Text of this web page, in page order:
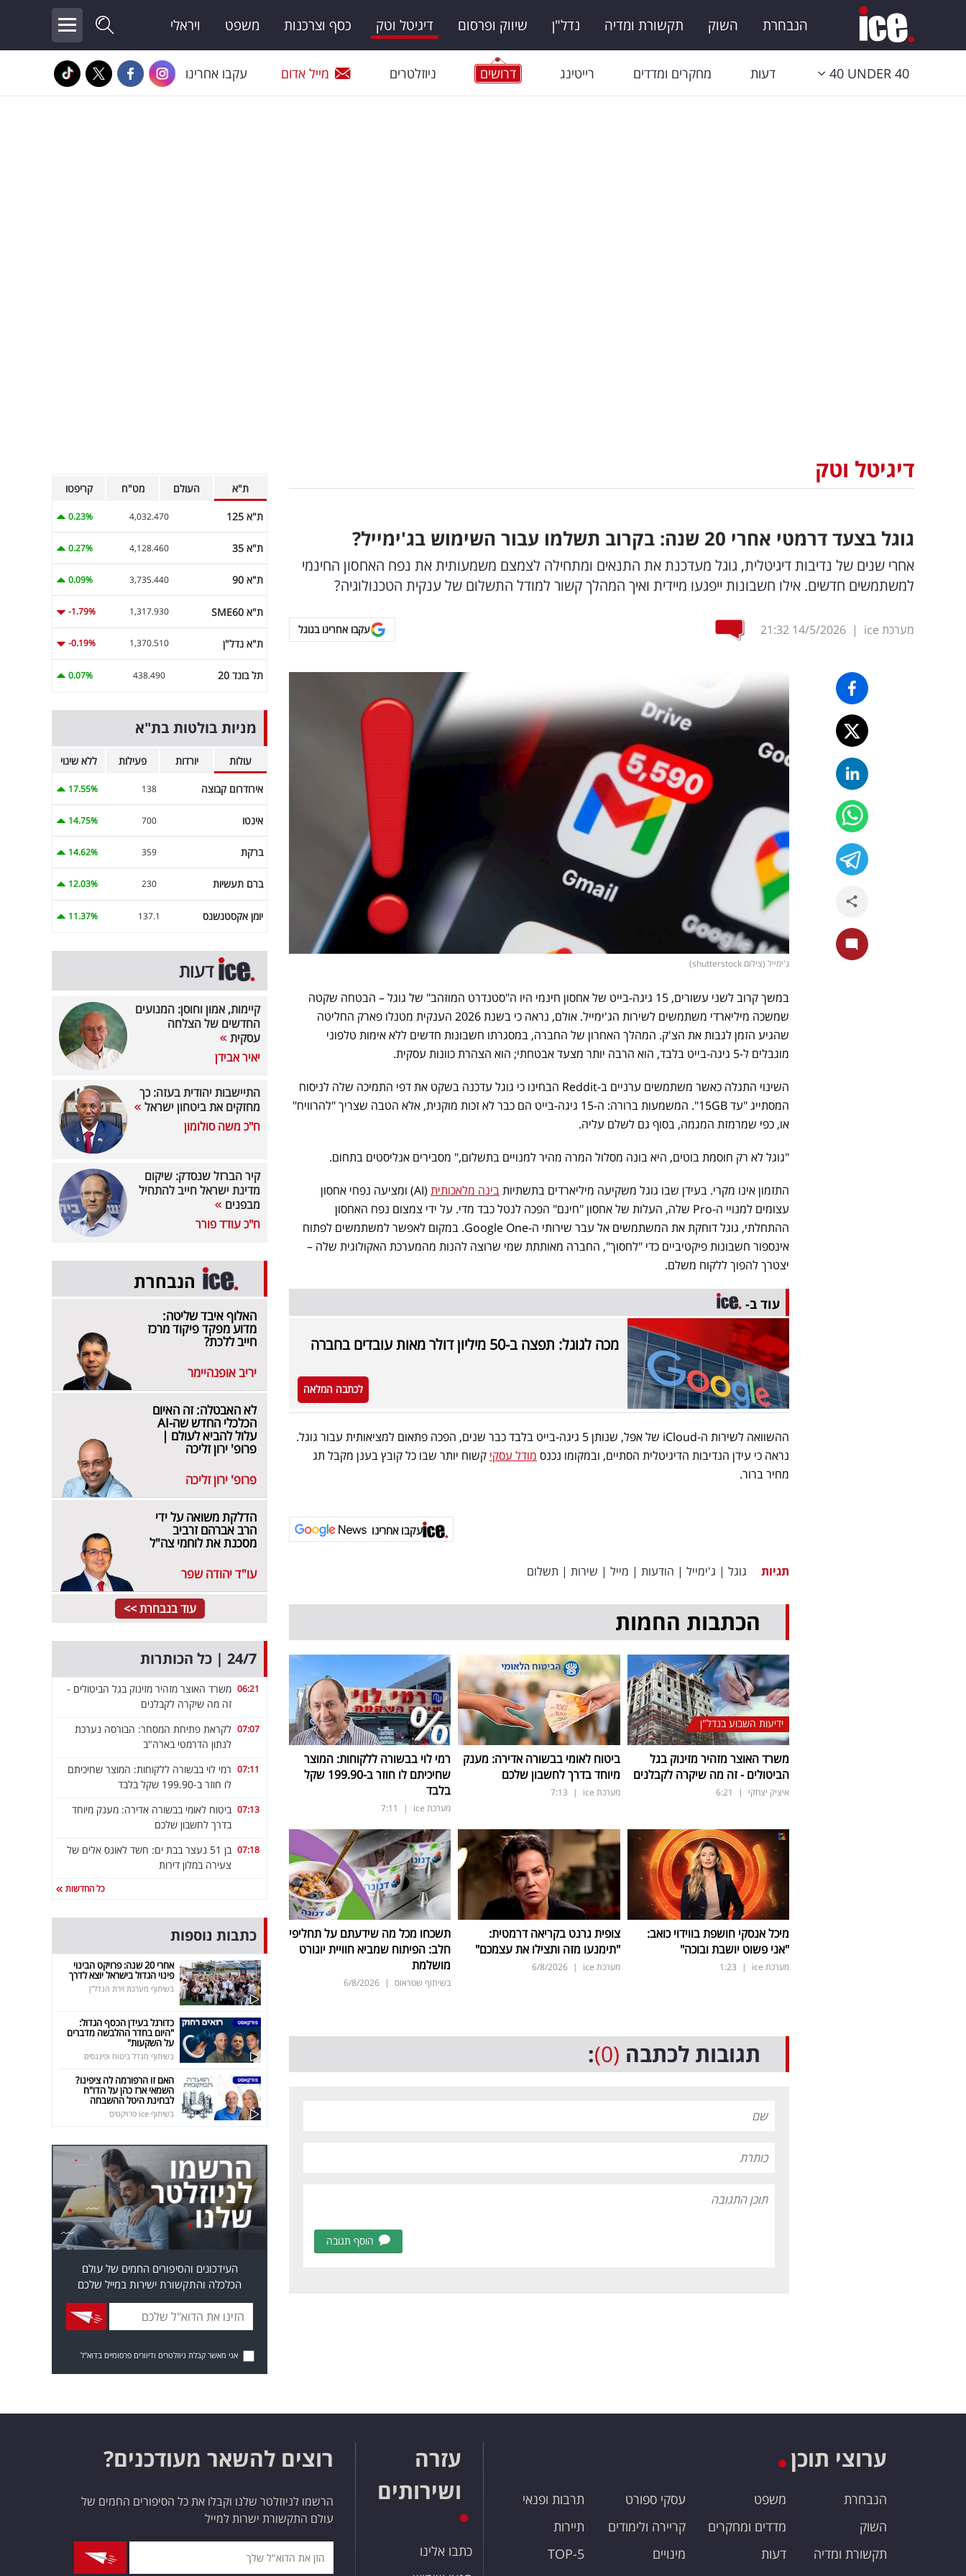
הנבחרת השוק תקשורת ומדיה נדל"ן שיווק ופרסום דיגיטל וטק כסף וצרכנות משפט ויראלי
40 UNDER 40 דעות מחקרים ומדדים רייטינג דרושים ניוזלטרים מייל אדום עקבו אחרינו
דיגיטל וטק
גוגל בצעד דרמטי אחרי 20 שנה: בקרוב תשלמו עבור השימוש בג'ימייל?
אחרי שנים של נדיבות דיגיטלית, גוגל מעדכנת את התנאים ומתחילה לצמצם משמעותית את נפח האחסון החינמי
למשתמשים חדשים. אילו חשבונות ייפגעו מיידית ואיך המהלך קשור למודל התשלום של ענקית הטכנולוגיה?
מערכת ice |
14/5/2026
21:32 עקבו אחרינו בגוגל
ג'ימייל (צילום shutterstock)
במשך קרוב לשני עשורים, 15 גיגה-בייט של אחסון חינמי היו ה"סטנדרט המוזהב" של גוגל – הבטחה שקטה
שמשכה מיליארדי משתמשים לשירות הג'ימייל. אולם, נראה כי בשנת 2026 הענקית מטנלו פארק החליטה
שהגיע הזמן לגבות את הצ'ק. המהלך האחרון של החברה, במסגרתו חשבונות חדשים ללא אימות טלפוני
מוגבלים ל-5 גיגה-בייט בלבד, הוא הרבה יותר מצעד אבטחתי; הוא הצהרת כוונות עסקית.
השינוי התגלה כאשר משתמשים ערניים ב-Reddit הבחינו כי גוגל עדכנה בשקט את דפי התמיכה שלה לניסוח
המסתייג "עד 15GB". המשמעות ברורה: ה-15 גיגה-בייט הם כבר לא זכות מוקנית, אלא הטבה שצריך "להרוויח"
או, כפי שמרמזת המגמה, בסוף גם לשלם עליה.
"גוגל לא רק חוסמת בוטים, היא בונה מסלול המרה מהיר למנויים בתשלום," מסבירים אנליסטים בתחום.
התזמון אינו מקרי. בעידן שבו גוגל משקיעה מיליארדים בתשתיותבינה מלאכותית
(AI) ומציעה נפחי אחסון
עצומים למנויי ה-Pro שלה, העלות של אחסון "חינם" הפכה לנטל כבד מדי. על ידי צמצום נפח האחסון
ההתחלתי, גוגל דוחקת את המשתמשים אל עבר שירותי ה-Google One. במקום לאפשר למשתמשים לפתוח
אינספור חשבונות פיקטיביים כדי "לחסוך", החברה מאותתת שמי שרוצה להנות מהמערכת האקולוגית שלה –
יצטרך להפוך ללקוח משלם.
עוד ב-
מכה לגוגל: תפצה ב-50 מיליון דולר מאות עובדים בחברה
לכתבה המלאה
ההשוואה לשירות ה-iCloud של אפל, שנותן 5 גיגה-בייט בלבד כבר שנים, הפכה פתאום למציאותית עבור גוגל.
נראה כי עידן הנדיבות הדיגיטלית הסתיים, ובמקומו נכנס מודל עסקי קשוח יותר שבו כל קובץ בענן מקבל תג
מחיר ברור.
עקבו אחרינו
תגיות גוגל | ג'ימייל | הודעות | מייל | שירות | תשלום
הכתבות החמות
ידיעות השבוע בנדל"ן
משרד האוצר מזהיר מזינוק בגל
הביטולים - זה מה שיקרה לקבלנים
איציק יצחקי |
6:21
ביטוח לאומי בבשורה אדירה: מענק
מיוחד בדרך לחשבון שלכם
מערכת ice |
7:13
רמי לוי בבשורה ללקוחות: המוצר
שחיכיתם לו חוזר ב-199.90 שקל
בלבד
מערכת ice |
7:11
מיכל אנסקי חושפת בווידוי כואב:
"אני פשוט יושבת ובוכה"
מערכת ice |
1:23
צופית גרנט בקריאה דרמטית:
"תימנעו מזה ותצילו את עצמכם"
מערכת ice |
6/8/2026
תשכחו מכל מה שידעתם על תחליפי
חלב: הפיתוח שמביא חוויית יוגורט
מושלמת
בשיתוף שטראוס |
6/8/2026
תגובות לכתבה (0)
:
הוסף תגובה
ת"א העולם מט"ח קריפטו
ת"א 125 4,032.470
0.23%
ת"א 35 4,128.460
0.27%
ת"א 90 3,735.440
0.09%
ת"א SME60 1,317.930
-1.79%
ת"א נדל"ן 1,370.510
-0.19%
תל בונד 20 438.490
0.07%
מניות בולטות בת"א
עולות יורדות פעילות ללא שינוי
אירודרום קבוצה 138
17.55%
אינטו 700
14.75%
ברקת 359
14.62%
ברם תעשיות 230
12.03%
יומן אקסטנשנס 137.1
11.37%
דעות
קיימות, אמון וחוסן: המנועים
החדשים של הצלחה
עסקית
יאיר אבידן
התיישבות יהודית בעזה: כך
מחזקים את ביטחון ישראל
ח"כ משה סולומון
קיר הברזל שנסדק: שיקום
מדינת ישראל חייב להתחיל
מבפנים
ח"כ עודד פורר
הנבחרת
האלוף איבד שליטה:
מדוע מפקד פיקוד מרכז
חייב ללכת?
יריב אופנהיימר
לא האבטלה: זה האיום
הכלכלי החדש שה-AI
עלול להביא לעולם |
פרופ' ירון זליכה
פרופ' ירון זליכה
הדלקת משואה על ידי
הרב אברהם זרביב
מסכנת את לוחמי צה"ל
עו"ד יהודה שפר
עוד בנבחרת >>
24/7 | כל הכותרות
06:21 משרד האוצר מזהיר מזינוק בגל הביטולים -
זה מה שיקרה לקבלנים
07:07 לקראת פתיחת המסחר: הבורסה נערכת
לנתון הדרמטי בארה"ב
07:11 רמי לוי בבשורה ללקוחות: המוצר שחיכיתם
לו חוזר ב-199.90 שקל בלבד
07:13 ביטוח לאומי בבשורה אדירה: מענק מיוחד
בדרך לחשבון שלכם
07:18
בן 51 נעצר בבת ים: חשד לאונס אלים של
צעירה במלון דירות
כל החדשות
כתבות נוספות
אחרי 20 שנה: פרויקט הבינוי
פינוי הגדול בישראל יוצא לדרך
בשיתוף מערכת זירת הנדל"ן
כדורגל בעידן הכסף הגדול:
"היום בחדר ההלבשה מדברים
על השקעות"
בשיתוף מגדל ביטוח ופיננסים
האם זו הרפורמה לה ציפינו?
השמאי ארז כהן על הדו"ח
לבחינת היטל ההשבחה
בשיתוף ice פרויקטים
העידכונים והסיפורים החמים של עולם
הכלכלה והתקשורת ישירות במייל שלכם
אני מאשר קבלת ניוזלטרים ודיוורים פרסומיים בדוא"ל
ערוצי תוכן
הנבחרת
השוק
תקשורת ומדיה
משפט
מדדים ומחקרים
דעות
עסקי ספורט
קריירה ולימודים
מינויים
תרבות ופנאי
תיירות
TOP-5
עזרה
ושירותים
כתבו אלינו
רוצים להשאר מעודכנים?
הרשמו לניוזלטר שלנו וקבלו את כל הסיפורים החמים של
עולם התקשורת ישרות למייל